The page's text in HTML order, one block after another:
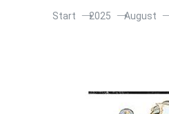
Start 2025 August